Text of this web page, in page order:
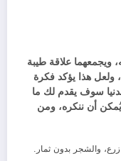
علاقة طيبة
ولعل هذا يؤكد فكرة
سوف يقدم لك ما
أن ننكره، ومن
والشجر بدون ثمار.